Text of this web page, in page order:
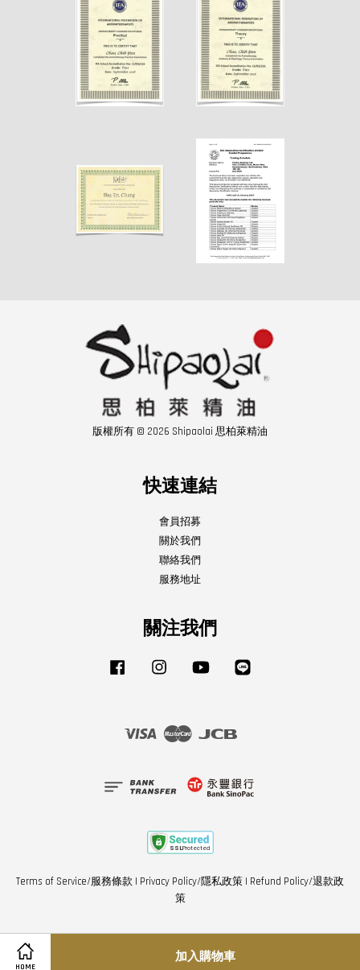
HOME
加入購物車
版權所有 © 2026 Shipaolai 思柏萊精油
快速連結
會員招募
關於我們
聯絡我們
服務地址
關注我們
Facebook Instagram YouTube
Visa Master
Terms of Service/服務條款 | Privacy Policy/隱私政策 | Refund Policy/退款政
策